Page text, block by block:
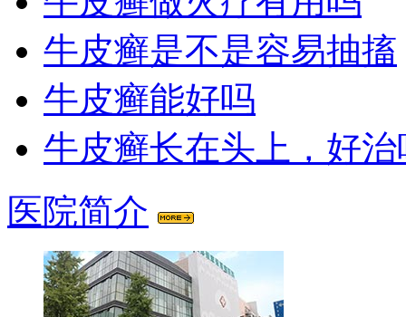
牛皮癣是不是容易抽搐
牛皮癣能好吗
牛皮癣长在头上，好治
医院简介